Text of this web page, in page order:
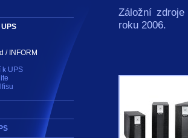
/ INFORM
k UPS
Záložní
roku 2006.